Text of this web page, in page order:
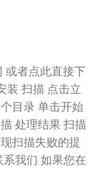
或者点此直接下
装 扫描 点击立
目录 单击开始
处理结果 扫描
扫描失败的提
我们 如果您在